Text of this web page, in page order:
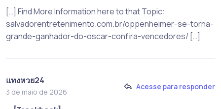
[…] Find More Information here to that Topic:
salvadorentretenimento.com.br/oppenheimer-se-torna-
grande-ganhador-do-oscar-confira-vencedores/ […]
แทงหวย24
3 de maio de 2026
Acesse para responder